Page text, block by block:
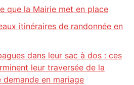
que la Mairie met en place
itinéraires de randonnée en
dans leur sac à dos : ces
leur traversée de la
demande en mariage